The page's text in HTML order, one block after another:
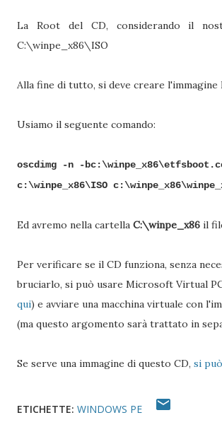
La Root del CD, considerando il
C:\winpe_x86\ISO
Alla fine di tutto, si deve creare l'immagine
Usiamo il seguente comando:
oscdimg -n -
c:\winpe_x86\ISO
Ed avremo nella cartella C:\winpe_x86 il
Per verificare se il CD funziona, senza
bruciarlo, si può usare Microsoft Virtual
qui) e avviare una macchina virtuale con
(ma questo argomento sarà trattato in
Se serve una immagine di questo CD, si
ETICHETTE: WINDOWS PE